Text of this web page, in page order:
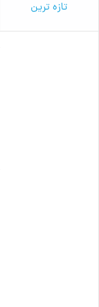
تازه ترین